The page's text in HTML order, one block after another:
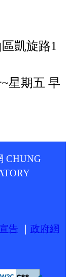
凱旋路1
星期五 早
CHUNG
告
政府網